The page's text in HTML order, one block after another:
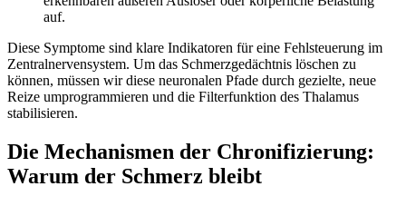
auf.
Diese Symptome sind klare Indikatoren für eine Fehlsteuerung im
Zentralnervensystem. Um das Schmerzgedächtnis löschen zu
können, müssen wir diese neuronalen Pfade durch gezielte, neue
Reize umprogrammieren und die Filterfunktion des Thalamus
stabilisieren.
Die Mechanismen der Chronifizierung:
Warum der Schmerz bleibt